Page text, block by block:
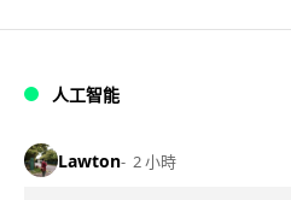
人工智能
Lawton 2 小時